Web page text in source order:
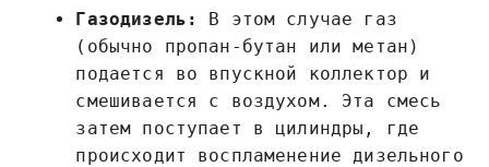
Газодизель:
В этом случае газ
(обычно пропан-бутан или метан)
подается во впускной коллектор и
смешивается с воздухом. Эта смесь
затем поступает в цилиндры, где
происходит воспламенение дизельного